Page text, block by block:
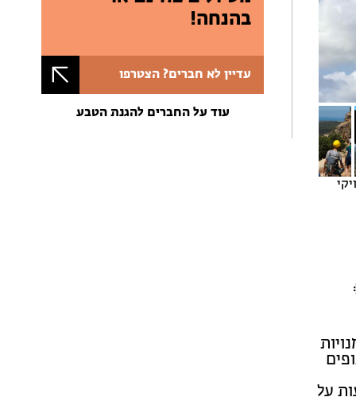
על
בהנחה!
עדיין לא חברים? הצטרפו
עוד על החברים להגנת הטבע